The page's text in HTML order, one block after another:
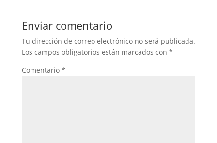
Enviar comentario
Tu dirección de correo electrónico no será publicada.
Los campos obligatorios están marcados con *
Comentario *